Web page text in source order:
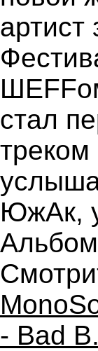
артист
стал
ЮжАк,
- Bad